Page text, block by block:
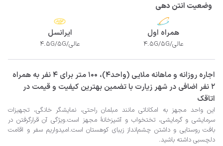
وضعیت انتن دهی
همراه اول
عالی/4.5G/5G
ایرانسل
عالی/4.5G/5G
‫‫اجاره روزانه و ماهانه ملایی (واحد4)، 100 متر برای 4 نفر به همراه
2 نفر اضافی در شهر زیارت با تضمین بهترین کیفیت و قیمت در
اتاقک
دلچسبی داشته باشید.